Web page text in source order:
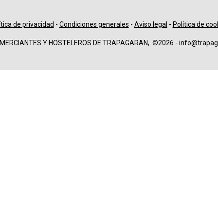
de privacidad - Condiciones generales - Aviso legal - Política de
Y HOSTELEROS DE TRAPAGARAN,. ©2026 -